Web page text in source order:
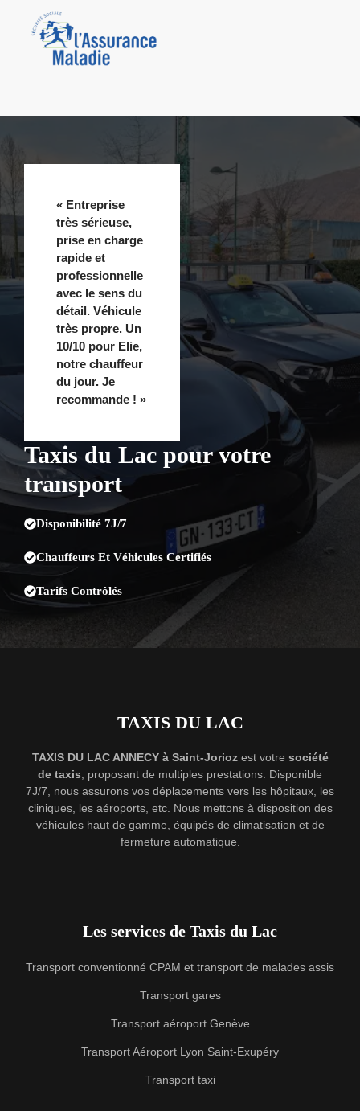
Taxis du Lac pour votre
transport
Disponibilité 7J/7
Chauffeurs Et Véhicules Certifiés
Tarifs Contrôlés
« Entreprise
très sérieuse,
prise en charge
rapide et
professionnelle
avec le sens du
détail. Véhicule
très propre. Un
10/10 pour Elie,
notre chauffeur
du jour. Je
recommande ! »
TAXIS DU LAC
TAXIS DU LAC ANNECY à Saint-Joriozest votre société
de taxis, proposant de multiples prestations. Disponible
7J/7, nous assurons vos déplacements vers les hôpitaux, les
cliniques, les aéroports, etc. Nous mettons à disposition des
véhicules haut de gamme, équipés de climatisation et de
fermeture automatique.
Les services de Taxis du Lac
Transport conventionné CPAM et transport de malades assis
Transport gares
Transport aéroport Genève
Transport Aéroport Lyon Saint-Exupéry
Transport taxi